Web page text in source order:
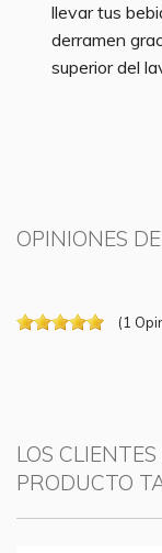
llevar tus
derramen
superior del
OPINIONES
(1
LOS
PRODUCTO